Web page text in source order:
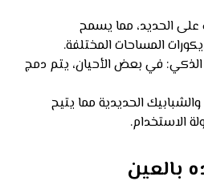
على الحديد، مما يسمح
المساحات المختلفة.
الذكي: في بعض الأحيان، يتم دمج
الحديدية مما يتيح
الاستخدام.
بالعين